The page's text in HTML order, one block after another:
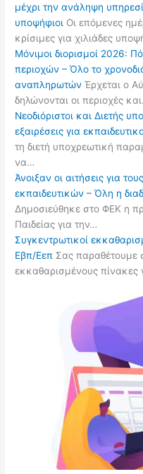
μέχρι την ανάληψη
υποψήφιοι Οι επόμενες
κρίσιμες για χιλιάδες
Μόνιμοι διορισμοί 2026:
περιοχών – Όλο το
αναπληρωτών Έρχεται ο
δηλώνονται οι περιοχές
Νεοδιόριστοι και Διετής
εξαιρέσεις για
τη διετή υποχρεωτική
να…
Άνοιξαν οι αιτήσεις για
εκπαιδευτικών – Όλη η
Δημοσιεύθηκε στο ΦΕΚ η
Παιδείας για την…
Συγκεντρωτικοί
Εβπ/Εεπ Σας παραθέτουμε
εκκαθαρισμένους πίνακες